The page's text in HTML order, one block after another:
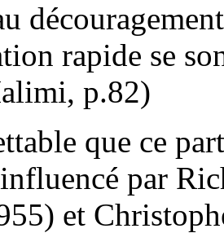
rapide se
p.82)
que ce
par
et